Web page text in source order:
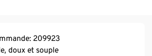
209923
doux et souple